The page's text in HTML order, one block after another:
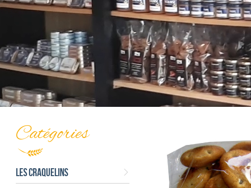
Catégories
LES CRAQUELINS